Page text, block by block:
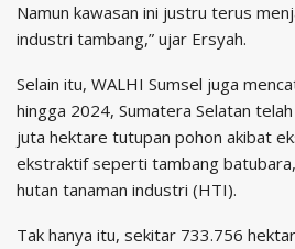
Namun kawasan ini justru terus
industri tambang,” ujar Ersyah.
Selain itu, WALHI Sumsel juga
hingga 2024, Sumatera Selatan
juta hektare tutupan pohon akibat
ekstraktif seperti tambang
hutan tanaman industri (HTI).
Tak hanya itu, sekitar 733.756